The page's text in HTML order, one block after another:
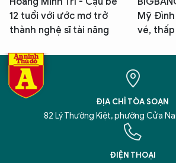
12 tuổi với ước mơ trở
thành nghệ sĩ tài năng
Mỹ Đình
vé,
ĐỊA CHỈ TÒA SOẠN
82 Lý Thường Kiệt, phường Cửa
ĐIỆN THOẠI